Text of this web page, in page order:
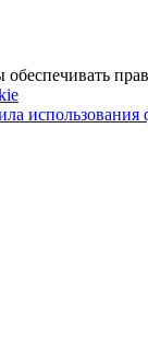
использования